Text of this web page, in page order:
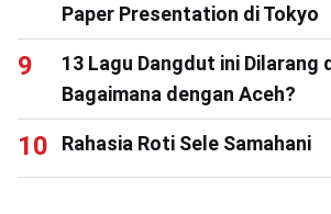
Paper Presentation di Tokyo
13 Lagu Dangdut ini Dilarang
Bagaimana dengan Aceh?
Rahasia Roti Sele Samahani